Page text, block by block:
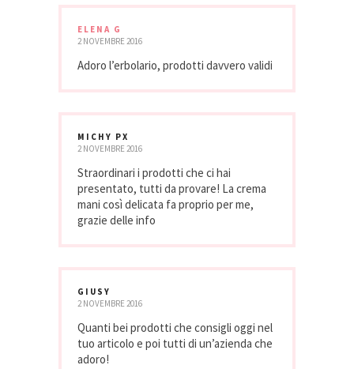
ELENA G
2 NOVEMBRE 2016
Adoro l’erbolario, prodotti davvero validi
MICHY PX
2 NOVEMBRE 2016
Straordinari i prodotti che ci hai
presentato, tutti da provare! La crema
mani così delicata fa proprio per me,
grazie delle info
GIUSY
2 NOVEMBRE 2016
Quanti bei prodotti che consigli oggi nel
tuo articolo e poi tutti di un’azienda che
adoro!